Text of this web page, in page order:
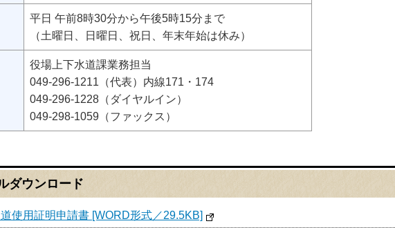
平日 午前8時30分から午後5時15分まで
（土曜日、日曜日、祝日、年末年始は休み）
役場上下水道課業務担当
049-296-1211（代表）内線171・174
049-296-1228（ダイヤルイン）
049-298-1059（ファックス）
ダウンロード
使用証明申請書 [WORD形式／29.5KB]